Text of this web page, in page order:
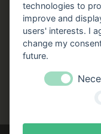
Folgen Sie
Facebook
Zustellung
technologies to
improve and
users' interests. I
change my
future.